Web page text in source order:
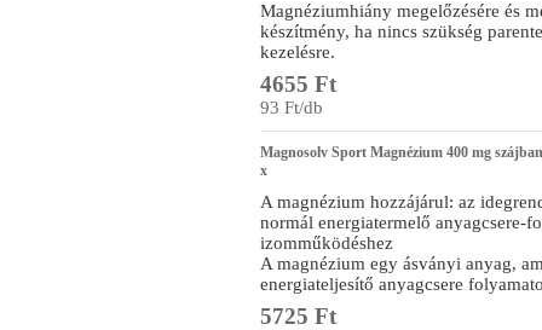
Magnéziumhiány megelőzésére és
készítmény, ha nincs szükség
kezelésre.
4655 Ft
93 Ft/db
Magnosolv Sport Magnézium 400 mg
x
A magnézium hozzájárul: az
normál energiatermelő anyagcsere-
izomműködéshez
A magnézium egy ásványi anyag,
energiateljesítő anyagcsere
5725 Ft